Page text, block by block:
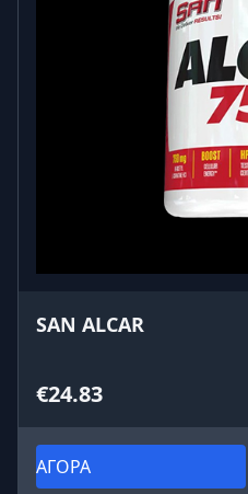
SAN ALCAR
€24.83
ΑΓΟΡΑ